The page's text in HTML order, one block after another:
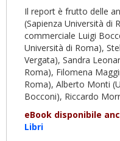
Il report è frutto delle
(Sapienza Università di
commerciale Luigi
Università di Roma),
Vergata), Sandra
Roma), Filomena
Roma), Alberto Monti
Bocconi), Riccardo
eBook disponibile
Libri